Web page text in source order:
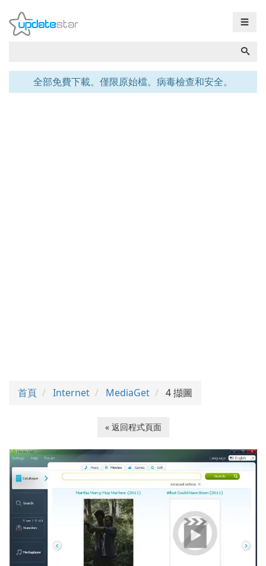
☰
全部免費下載。僅限原始檔。病毒檢查和安全。
首頁 Internet MediaGet 4 擷圖
« 返回程式頁面